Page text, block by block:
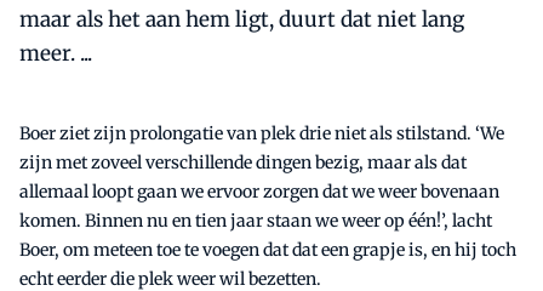
maar als het aan hem ligt, duurt dat niet lang
meer. ...
Boer ziet zijn prolongatie van plek drie niet als stilstand. ‘We
zijn met zoveel verschillende dingen bezig, maar als dat
allemaal loopt gaan we ervoor zorgen dat we weer bovenaan
komen. Binnen nu en tien jaar staan we weer op één!’, lacht
Boer, om meteen toe te voegen dat dat een grapje is, en hij toch
echt eerder die plek weer wil bezetten.